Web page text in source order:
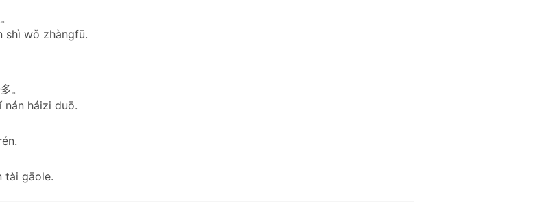
shì wǒ zhàngfū.
。
nán háizi duō.
tài gāole.